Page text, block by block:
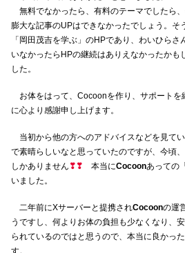
無料でなかったら、有料のテーマでしたら
膨大な記事のUPはできなかったでしょう。
「岡田茂吉を学ぶ」のHPであり、わいひら
いなかったらHPの継続はありえなかったかも
した。
お体をはって、Cocoonを作り、サポートを
に心より感謝申し上げます。
当初から他の方へのアドバイスなどを見て
で素晴らしいなと思っていたのですが、今頃
しかありません ❣❣ 本当にCocoonあっての
いました。
二年前にXサーバーと提携されCocoonの運
うですし、何よりお体の負担も少なくなり、
られているのではと思うので、本当に良かっ